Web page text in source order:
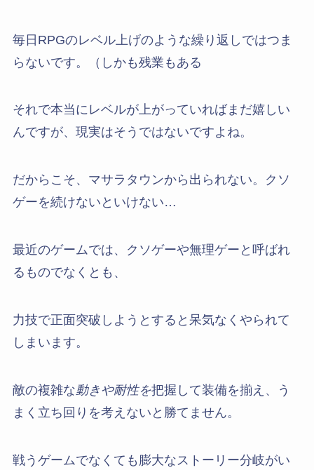
毎日RPGのレベル上げのような繰り返しではつま
らないです。（しかも残業もある
それで本当にレベルが上がっていればまだ嬉しい
んですが、現実はそうではないですよね。
だからこそ、マサラタウンから出られない。クソ
ゲーを続けないといけない…
最近のゲームでは、クソゲーや無理ゲーと呼ばれ
るものでなくとも、
力技で正面突破しようとすると呆気なくやられて
しまいます。
敵の複雑な動きや耐性を把握して装備を揃え、う
まく立ち回りを考えないと勝てません。
戦うゲームでなくても膨大なストーリー分岐がい